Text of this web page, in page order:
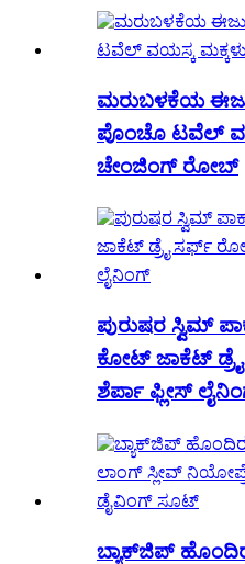
ಮರುಬಳಕೆಯ
ಪೊಂಚೊ ಟವೆಲ್
ಚೇಂಜಿಂಗ್ ರೋಬ್
ಪುರುಷರ ಸ್ವಿಮ್
ಕೋಟ್ ಜಾಕೆಟ್
ಶೆರ್ಪಾ ಫ್ಲೀಸ್
ಬ್ಯಾಕ್‌ಜಿಪ್